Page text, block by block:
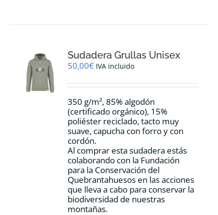
se
pueden
en
página
de
producto
Sudadera Grullas Unisex
50,00€ IVA incluido
350 g/m², 85% algodón
(certificado orgánico), 15%
poliéster reciclado, tacto muy
suave, capucha con forro y con
cordón.
Al comprar esta sudadera estás
colaborando con la Fundación
para la Conservación del
Quebrantahuesos en las acciones
que lleva a cabo para conservar la
biodiversidad de nuestras
montañas.